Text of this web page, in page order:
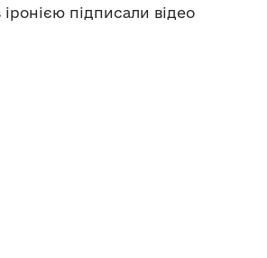
іронією підписали відео